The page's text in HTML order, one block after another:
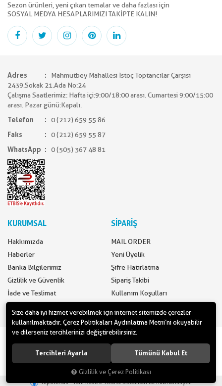
Sezon ürünleri, yeni çıkan temalar ve daha fazlası için
SOSYAL MEDYA HESAPLARIMIZI TAKİPTE KALIN!
Adres
Mahmutbey Mahallesi İstoç Toptancılar Çarşısı
2439.Sokak 21.Ada No:24
Çalışma Saatlerimiz: Hafta içi:9:00/18:00 arası. Cumartesi 9:00/15:00
arası. Pazar günü:Kapalı.
Telefon
0 (212) 659 55 86
Faks
0 (212) 659 55 87
WhatsApp
0 (505) 367 48 81
KURUMSAL
Hakkımızda
Haberler
Banka Bilgilerimiz
Gizlilik ve Güvenlik
İade ve Teslimat
SİPARİŞ
MAIL ORDER
Yeni Üyelik
Şifre Hatırlatma
Sipariş Takibi
Kullanım Koşulları
www.yilbasimalzemeleri.com - www.partidolu.com bir Pandoli Parti
Kuruluşudur. © 2018 Pandoli Parti Malzemeleri Tüm hakları saklıdır.
Hipotenüs Yeni Nesil E-Ticaret Sistemleri ile Hazırlanmıştır.
Size daha iyi hizmet verebilmek için internet sitemizde çerezler
kullanılmaktadır. Çerez Politikaları Aydınlatma Metni’ni okuyabilir
ve dilerseniz tercihlerinizi değiştirebilirsiniz.
Tercihleri Ayarla Tümünü Kabul Et
Gizlilik ve Çerez Politikası